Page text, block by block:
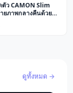
ตัว CAMON Slim
ยภาพกลางคืนด้วย
Sony's LYTIA 600
Camera
ดูทั้งหมด →